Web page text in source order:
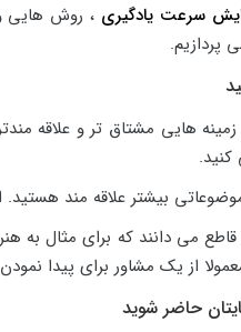
سرعت یادگیری ، روش هایی
پردازیم.
زمینه هایی مشتاق تر و علاقه
بیشتر علاقه مند
می دانند که برای مثال
از یک مشاور برای پیدا
حاضر شوید